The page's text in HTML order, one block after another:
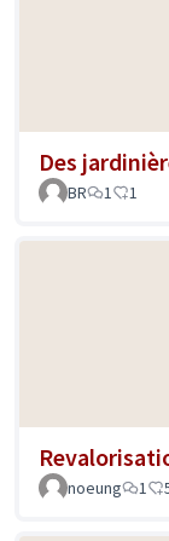
Des
BR
1 1
noeung
1